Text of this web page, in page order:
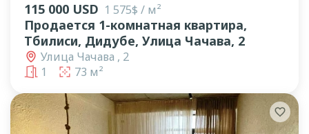
115 000 USD 1 575$ / м²
Продается 1-комнатная квартира,
Тбилиси, Дидубе, Улица Чачава, 2
Улица Чачава , 2
1
73 м²